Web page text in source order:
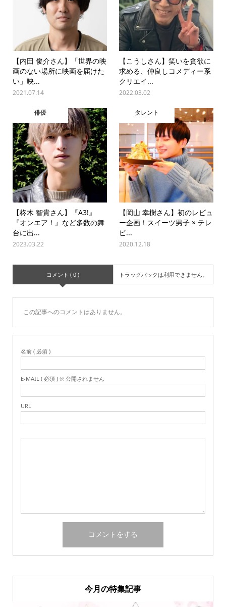
【内田 俊介さん】「世界の映
画のない場所に映画を届けた
い」映...
2021.07.14
【こうしさん】笑いを貪欲に
求める、仲良しコメディー系
クリエイ...
2022.03.02
俳優
【柊木 智貴さん】『A3!』
『オンエア！』など多数の舞
台に出...
2023.03.22
タレント
【岡山 幸樹さん】初のレビュ
ー企画！スイーツ男子 × テレ
ビ...
2020.12.18
コメント ( 0 ) トラックバックは利用できません。
この記事へのコメントはありません。
名前 ( 必須 )
E-MAIL ( 必須 ) ※ 公開されません
URL
今月の特集記事